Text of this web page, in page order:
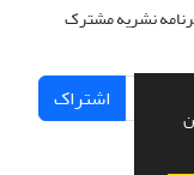
نشریه مشترک
اشتراک